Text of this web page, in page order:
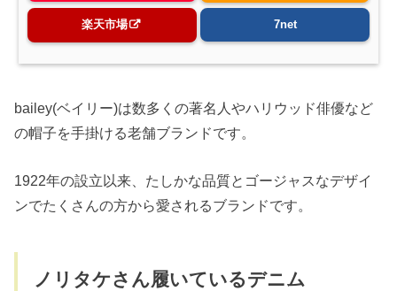
楽天市場 7net
bailey(ベイリー)は数多くの著名人やハリウッド俳優など
の帽子を手掛ける老舗ブランドです。
1922年の設立以来、たしかな品質とゴージャスなデザイ
ンでたくさんの方から愛されるブランドです。
ノリタケさん履いているデニム